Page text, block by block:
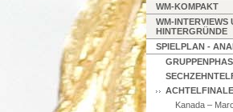
WM-KOMPAKT
WM-INTERVIEWS
HINTERGRÜNDE
SPIELPLAN -
ACHTELFINALE
Kanada –